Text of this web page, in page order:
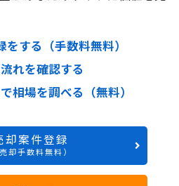
する（手数料無料）
れを確認する
相場を調べる（無料）
却案件登録
売却手数料無料）